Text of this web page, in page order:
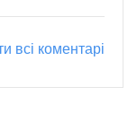
всі коментарі